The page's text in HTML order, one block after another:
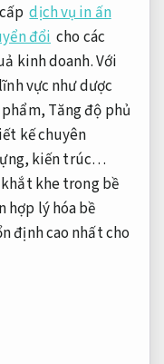
dịch vụ in ấn
đổi cho các
kinh doanh.Với
vực như dược
Tăng độ phủ
kế chuyên
kiến trúc…
khe trong bề
hợp lý hóa bề
định cao nhất cho